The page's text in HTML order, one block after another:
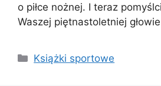
o piłce nożnej. I teraz
Waszej piętnastoletniej
Kategorie
Książki sportowe